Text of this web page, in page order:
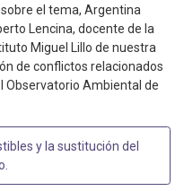
el tema, Argentina
Lencina, docente de la
Miguel Lillo de nuestra
de conflictos relacionados
Observatorio Ambiental de
y la sustitución del